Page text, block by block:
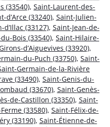
(33540), Saint-Laurent-des-
d’Arce (33240), Saint-Julien-
d’Illac (33127), Saint-Jean-de-
Bois (33540), Saint-Hilaire-
d’Aiguevives (33920),
du-Puch (33750), Saint-
Germain-de-la-Rivière
(33490), Saint-Genis-du-
(33670), Saint-Genès-
de-Castillon (33350), Saint-
(33580), Saint-Félix-de-
(33190), Saint-Étienne-de-